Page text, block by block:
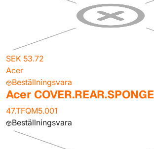
SEK 53.72
Acer
Beställningsvara
Acer COVER.REAR.SPONGE
47.TFQM5.001
Beställningsvara